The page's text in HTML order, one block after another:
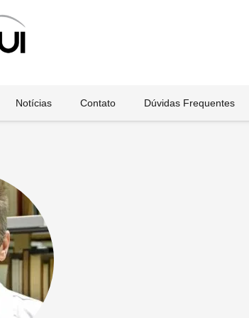
Notícias Contato Dúvidas Frequentes